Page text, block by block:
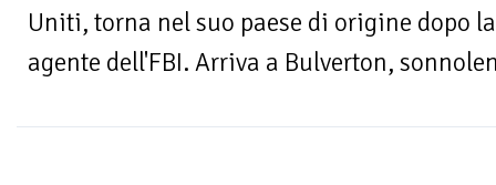
Uniti, torna nel suo paese di origine dopo
agente dell'FBI. Arriva a Bulverton,